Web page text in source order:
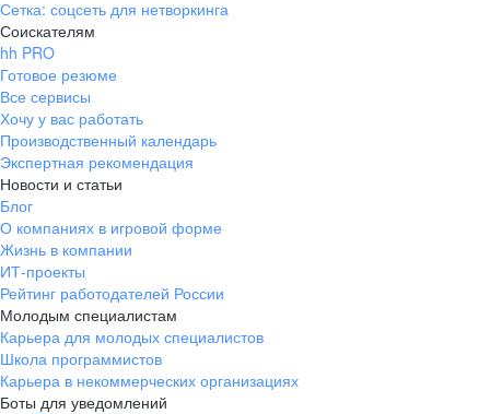
Сетка: соцсеть для нетворкинга
Соискателям
hh PRO
Готовое резюме
Все сервисы
Хочу у вас работать
Производственный календарь
Экспертная рекомендация
Новости и статьи
Блог
О компаниях в игровой форме
Жизнь в компании
ИТ-проекты
Рейтинг работодателей России
Молодым специалистам
Карьера для молодых специалистов
Школа программистов
Карьера в некоммерческих организациях
Боты для уведомлений